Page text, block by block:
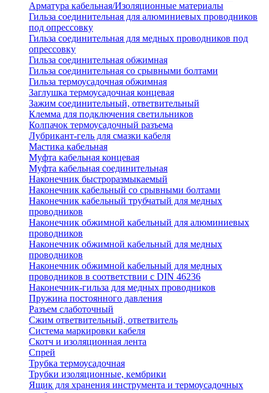
Арматура кабельная/Изоляционные материалы
Гильза соединительная для алюминиевых проводников
под опрессовку
Гильза соединительная для медных проводников под
опрессовку
Гильза соединительная обжимная
Гильза соединительная со срывными болтами
Гильза термоусадочная обжимная
Заглушка термоусадочная концевая
Зажим соединительный, ответвительный
Клемма для подключения светильников
Колпачок термоусадочный разъема
Лубрикант-гель для смазки кабеля
Мастика кабельная
Муфта кабельная концевая
Муфта кабельная соединительная
Наконечник быстроразмыкаемый
Наконечник кабельный со срывными болтами
Наконечник кабельный трубчатый для медных
проводников
Наконечник обжимной кабельный для алюминиевых
проводников
Наконечник обжимной кабельный для медных
проводников
Наконечник обжимной кабельный для медных
проводников в соответствии с DIN 46236
Наконечник-гильза для медных проводников
Пружина постоянного давления
Разъем слаботочный
Сжим ответвительный, ответвитель
Система маркировки кабеля
Скотч и изоляционная лента
Спрей
Трубка термоусадочная
Трубки изоляционные, кембрики
Ящик для хранения инструмента и термоусадочных